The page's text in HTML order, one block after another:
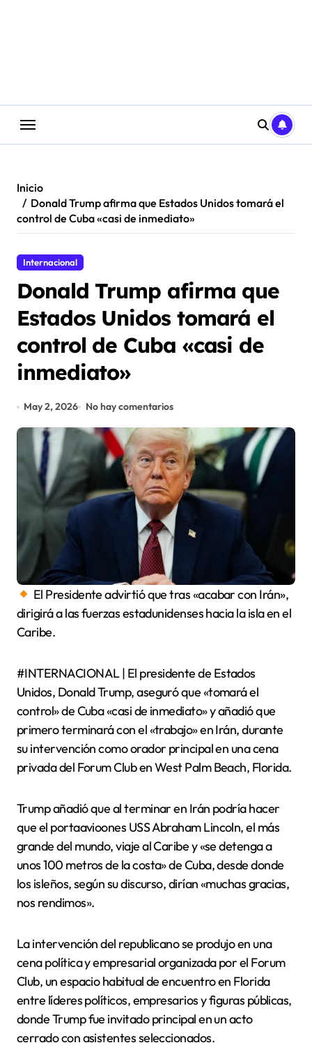
Inicio
Donald Trump afirma que Estados Unidos tomará el
control de Cuba «casi de inmediato»
Internacional
Donald Trump afirma que
Estados Unidos tomará el
control de Cuba «casi de
inmediato»
May 2, 2026 No hay comentarios
El Presidente advirtió que tras «acabar con Irán»,
dirigirá a las fuerzas estadunidenses hacia la isla en el
Caribe.
#INTERNACIONAL | El presidente de Estados
Unidos, Donald Trump, aseguró que «tomará el
control» de Cuba «casi de inmediato» y añadió que
primero terminará con el «trabajo» en Irán, durante
su intervención como orador principal en una cena
privada del Forum Club en West Palm Beach, Florida.
Trump añadió que al terminar en Irán podría hacer
que el portaavioones USS Abraham Lincoln, el más
grande del mundo, viaje al Caribe y «se detenga a
unos 100 metros de la costa» de Cuba, desde donde
los isleños, según su discurso, dirían «muchas gracias,
nos rendimos».
La intervención del republicano se produjo en una
cena política y empresarial organizada por el Forum
Club, un espacio habitual de encuentro en Florida
entre líderes políticos, empresarios y figuras públicas,
donde Trump fue invitado principal en un acto
cerrado con asistentes seleccionados.